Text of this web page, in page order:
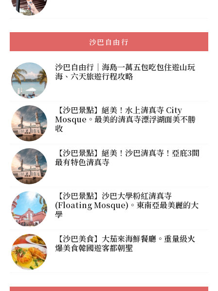
沙巴自由行
沙巴自由行｜海島一萬五包吃包住遊山玩
海、六天旅遊行程攻略
【沙巴景點】絕美！水上清真寺 City
Mosque。最美的清真寺漂浮湖面美不勝
收
【沙巴景點】絕美！沙巴清真寺！亞庇3間
最有特色清真寺
【沙巴景點】沙巴大學粉紅清真寺
(Floating Mosque)。東南亞最美麗的大
學
【沙巴美食】大茄來海鮮餐廳。重量級火
爆美食韓國遊客都朝聖